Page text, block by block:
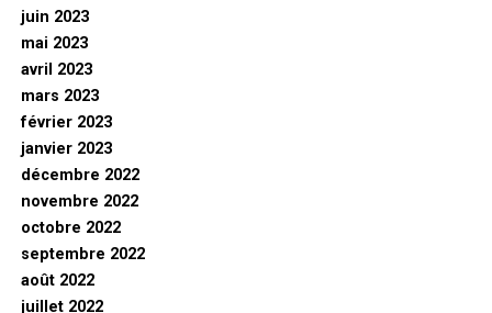
juin 2023
mai 2023
avril 2023
mars 2023
février 2023
janvier 2023
décembre 2022
novembre 2022
octobre 2022
septembre 2022
août 2022
juillet 2022